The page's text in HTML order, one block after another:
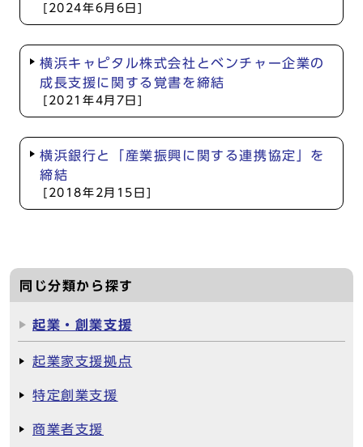
[2024年6月6日]
横浜キャピタル株式会社とベンチャー企業の
成長支援に関する覚書を締結
[2021年4月7日]
横浜銀行と「産業振興に関する連携協定」を
締結
[2018年2月15日]
同じ分類から探す
起業・創業支援
起業家支援拠点
特定創業支援
商業者支援